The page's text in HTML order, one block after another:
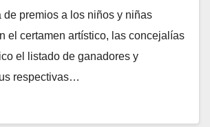
de premios a los niños y niñas
el certamen artístico, las concejalías
el listado de ganadores y
respectivas…